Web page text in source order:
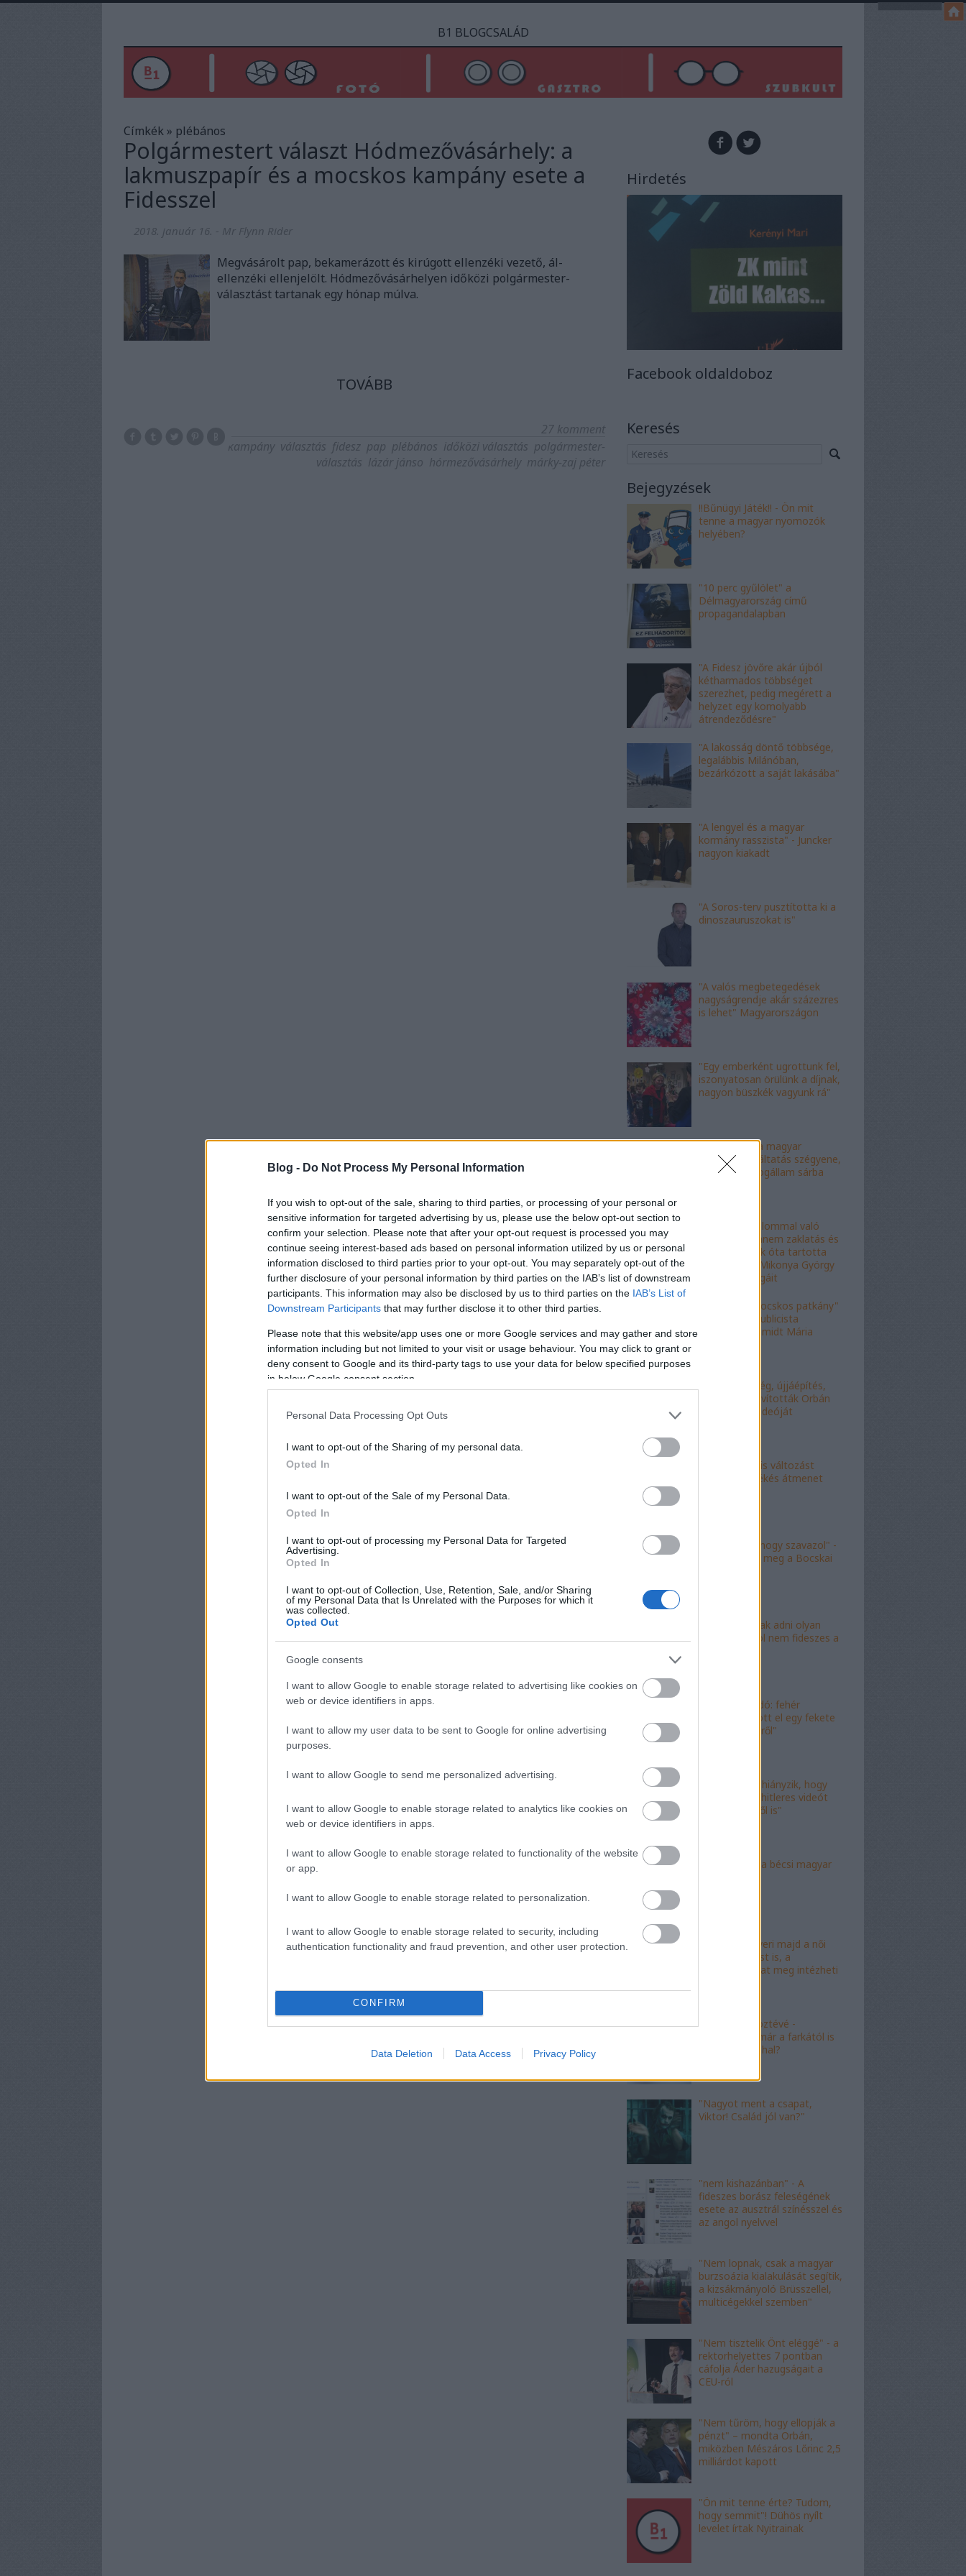
Blog - Do Not Process My Personal Information
If you wish to opt-out of the sale, sharing to third parties, or processing of your personal or
sensitive information for targeted advertising by us, please use the below opt-out section to
confirm your selection. Please note that after your opt-out request is processed you may
continue seeing interest-based ads based on personal information utilized by us or personal
information disclosed to third parties prior to your opt-out. You may separately opt-out of the
further disclosure of your personal information by third parties on the IAB’s list of downstream
participants. This information may also be disclosed by us to third parties on the IAB’s List of
Downstream Participants that may further disclose it to other third parties.
Please note that this website/app uses one or more Google services and may gather and store
information including but not limited to your visit or usage behaviour. You may click to grant or
deny consent to Google and its third-party tags to use your data for below specified purposes
in below Google consent section.
Personal Data Processing Opt Outs
I want to opt-out of the Sharing of my personal data.
Opted In
I want to opt-out of the Sale of my Personal Data.
Opted In
I want to opt-out of processing my Personal Data for Targeted
Advertising.
Opted In
I want to opt-out of Collection, Use, Retention, Sale, and/or Sharing
of my Personal Data that Is Unrelated with the Purposes for which it
was collected.
Opted Out
Google consents
I want to allow Google to enable storage related to advertising like cookies on
web or device identifiers in apps.
I want to allow my user data to be sent to Google for online advertising
purposes.
I want to allow Google to send me personalized advertising.
I want to allow Google to enable storage related to analytics like cookies on
web or device identifiers in apps.
I want to allow Google to enable storage related to functionality of the website
or app.
I want to allow Google to enable storage related to personalization.
I want to allow Google to enable storage related to security, including
authentication functionality and fraud prevention, and other user protection.
CONFIRM
Data Deletion Data Access Privacy Policy
B1 BLOGCSALÁD
Címkék» plébános
Polgármestert választ Hódmezővásárhely: a
lakmuszpapír és a mocskos kampány esete a
Fidesszel
2018. január 16. - Mr Flynn Rider
Megvásárolt pap, bekamerázott és kirúgott ellenzéki vezető, ál-
ellenzéki ellenjelölt. Hódmezővásárhelyen időközi polgármester-
választást tartanak egy hónap múlva.
TOVÁBB
27 komment
kampány választás fidesz pap plébános időközi választás polgármester-
választás lázár jánso hórmezővásárhely márky-zaj péter
Hirdetés
Facebook oldaldoboz
Keresés
Bejegyzések
!!Bűnügyi Játék!! - Ön mit
tenne a magyar nyomozók
helyében?
"10 perc gyűlölet" a
Délmagyarország című
propagandalapban
"A Fidesz jövőre akár újból
kétharmados többséget
szerezhet, pedig megérett a
helyzet egy komolyabb
átrendeződésre"
"A lakosság döntő többsége,
legalábbis Milánóban,
bezárkózott a saját lakásába"
"A lengyel és a magyar
kormány rasszista" - Juncker
nagyon kiakadt
"A Soros-terv pusztította ki a
dinoszauruszokat is"
"A valós megbetegedések
nagyságrendje akár százezres
is lehet" Magyarországon
"Egy emberként ugrottunk fel,
iszonyatosan örülünk a díjnak,
nagyon büszkék vagyunk rá"
"Ez az ítélet a magyar
igazságszolgáltatás szégyene,
az eljárás a jogállam sárba
"Ez nem hatalommal való
visszaélés, hanem zaklatás és
erőszak": évek óta tartotta
rettegésben Mikonya György
dékán a kollégáit
"Figyelj, te mocskos patkány"
- a fideszes publicista
nekiesett Schmidt Mária
"Kell-e segítség, újjáépítés,
bármi?" - Kijavították Orbán
telefonálós videóját
"Kokó radikális változást
akart, én a békés átmenet
"Köszönöm, hogy szavazol" -
molinó jelent meg a Bocskai
"Lóf.szt fognak adni olyan
területre, ahol nem fideszes a
"Magyar híradó: fehér
gyereket lopott el egy fekete
férfi az erkélyről"
"Már csak az hiányzik, hogy
valami idióta hitleres videót
csináljon ebből is"
"Mély torok" a bécsi magyar
"Mészáros nyeri majd a női
kalapácsvetést is, a
kabalafigurákat meg intézheti
"Minőségi" köztévé -
hamarosan, már a farkától is
bűzleni fog a hal?
"Nagyot ment a csapat,
Viktor! Család jól van?"
"nem kishazánban" - A
fideszes borász feleségének
esete az ausztrál színésszel és
az angol nyelvvel
"Nem lopnak, csak a magyar
burzsoázia kialakulását segítik,
a kizsákmányoló Brüsszellel,
multicégekkel szemben"
"Nem tisztelik Önt eléggé" - a
rektorhelyettes 7 pontban
cáfolja Áder hazugságait a
CEU-ról
"Nem tűröm, hogy ellopják a
pénzt" – mondta Orbán,
miközben Mészáros Lőrinc 2,5
milliárdot kapott
"Ön mit tenne érte? Tudom,
hogy semmit"! Dühös nyílt
levelet írtak Nyitrainak